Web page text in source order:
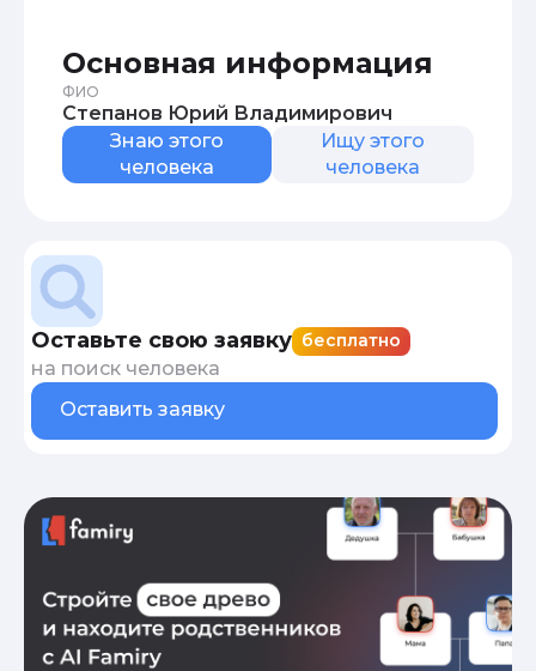
Основная информация
ФИО
Степанов Юрий Владимирович
Знаю этого
человека
Ищу этого
человека
Оставьте свою заявку бесплатно
на поиск человека
Оставить заявку